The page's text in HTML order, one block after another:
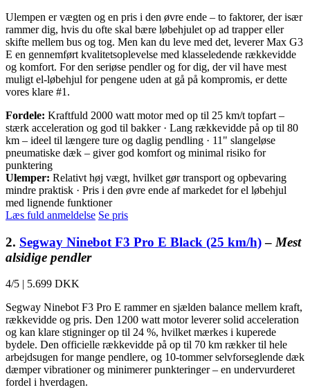
Ulempen er vægten og en pris i den øvre ende – to faktorer, der især
rammer dig, hvis du ofte skal bære løbehjulet op ad trapper eller
skifte mellem bus og tog. Men kan du leve med det, leverer Max G3
E en gennemført kvalitetsoplevelse med klasseledende rækkevidde
og komfort. For den seriøse pendler og for dig, der vil have mest
muligt el-løbehjul for pengene uden at gå på kompromis, er dette
vores klare #1.
Fordele: Kraftfuld 2000 watt motor med op til 25 km/t topfart –
stærk acceleration og god til bakker · Lang rækkevidde på op til 80
km – ideel til længere ture og daglig pendling · 11" slangeløse
pneumatiske dæk – giver god komfort og minimal risiko for
punktering
Ulemper: Relativt høj vægt, hvilket gør transport og opbevaring
mindre praktisk · Pris i den øvre ende af markedet for el løbehjul
med lignende funktioner
Læs fuld anmeldelse Se pris
2. Segway Ninebot F3 Pro E Black (25 km/h)– Mest
alsidige pendler
4/5 | 5.699 DKK
Segway Ninebot F3 Pro E rammer en sjælden balance mellem kraft,
rækkevidde og pris. Den 1200 watt motor leverer solid acceleration
og kan klare stigninger op til 24 %, hvilket mærkes i kuperede
bydele. Den officielle rækkevidde på op til 70 km rækker til hele
arbejdsugen for mange pendlere, og 10-tommer selvforseglende dæk
dæmper vibrationer og minimerer punkteringer – en undervurderet
fordel i hverdagen.